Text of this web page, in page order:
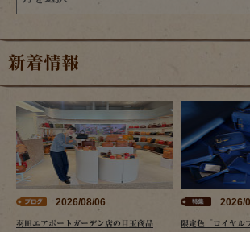
新着情報
2026/08/06
羽田エアポートガーデン店の目玉商品
2026/
限定色「ロイヤル